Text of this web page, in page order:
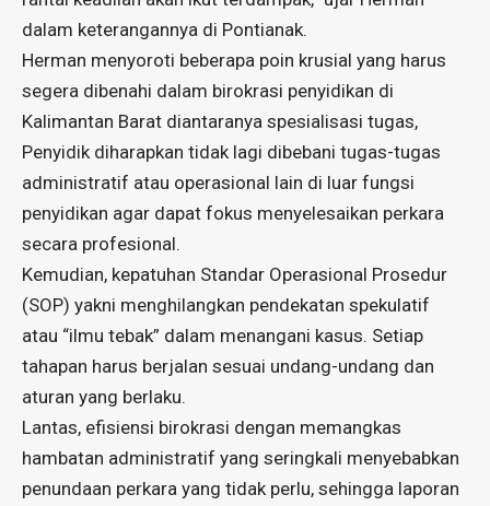
dalam keterangannya di Pontianak.
Herman menyoroti beberapa poin krusial yang harus
segera dibenahi dalam birokrasi penyidikan di
Kalimantan Barat diantaranya spesialisasi tugas,
Penyidik diharapkan tidak lagi dibebani tugas-tugas
administratif atau operasional lain di luar fungsi
penyidikan agar dapat fokus menyelesaikan perkara
secara profesional.
Kemudian, kepatuhan Standar Operasional Prosedur
(SOP) yakni menghilangkan pendekatan spekulatif
atau “ilmu tebak” dalam menangani kasus. Setiap
tahapan harus berjalan sesuai undang-undang dan
aturan yang berlaku.
Lantas, efisiensi birokrasi dengan memangkas
hambatan administratif yang seringkali menyebabkan
penundaan perkara yang tidak perlu, sehingga laporan